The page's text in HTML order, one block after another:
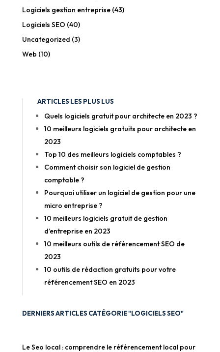
Logiciels gestion entreprise(43)
Logiciels SEO (40)
Uncategorized (3)
Web (10)
ARTICLES LES PLUS LUS
Quels logiciels gratuit pour architecte en 2023 ?
10 meilleurs logiciels gratuits pour architecte en
2023
Top 10 des meilleurs logiciels comptables ?
Comment choisir son logiciel de gestion
comptable ?
Pourquoi utiliser un logiciel de gestion pour une
micro entreprise ?
10 meilleurs logiciels gratuit de gestion
d’entreprise en 2023
10 meilleurs outils de référencement SEO de
2023
10 outils de rédaction gratuits pour votre
référencement SEO en 2023
DERNIERS ARTICLES CATÉGORIE "LOGICIELS SEO"
Le Seo local : comprendre le référencement local pour